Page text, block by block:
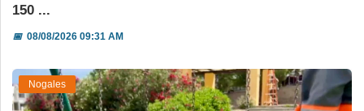
150 ...
📅08/08/2026 09:31 AM
Nogales